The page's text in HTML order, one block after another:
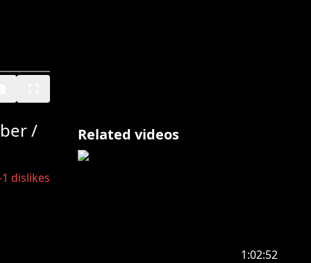
/
dislikes
Related videos
1:02:52